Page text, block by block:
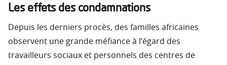
Les effets des condamnations
Depuis les derniers procès, des familles africaines
observent une grande méfiance à l’égard des
travailleurs sociaux et personnels des centres de